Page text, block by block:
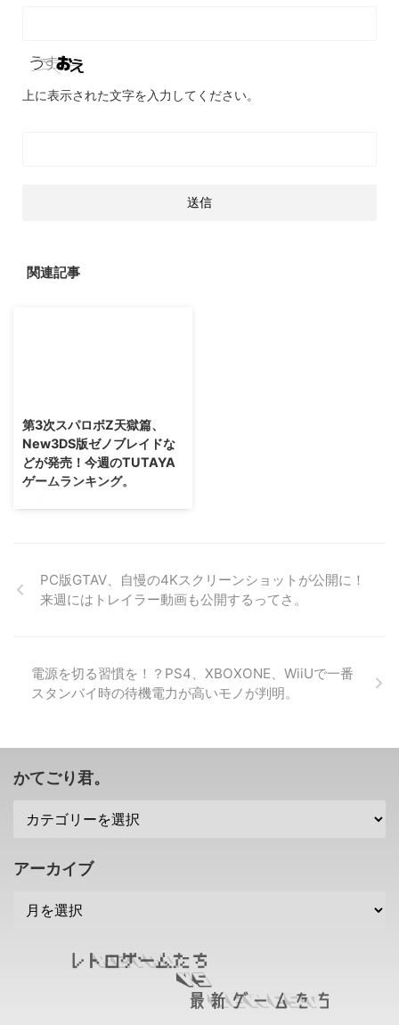
上に表示された文字を入力してください。
関連記事
第3次スパロボZ天獄篇、
New3DS版ゼノブレイドな
どが発売！今週のTUTAYA
ゲームランキング。
戦Z天獄篇」 が発売されました
な。 あと、Newニンテンドー
3DS専用ソフト「ゼノブレイド」
5日(日)のTSUTAYAゲームランキ
ング 1位：第3次スーパーロボッ
海賊無双3（PS3） ...
PC版GTAV、自慢の4Kスクリーンショットが公開に！
来週にはトレイラー動画も公開するってさ。
電源を切る習慣を！？PS4、XBOXONE、WiiUで一番
スタンバイ時の待機電力が高いモノが判明。
かてごり君。
アーカイブ